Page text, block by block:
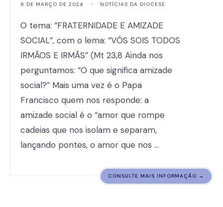
8 DE MARÇO DE 2024 • NOTÍCIAS DA DIOCESE
O tema: “FRATERNIDADE E AMIZADE
SOCIAL”, com o lema: “VÓS SOIS TODOS
IRMÃOS E IRMÃS” (Mt 23,8 Ainda nos
perguntamos: “O que significa amizade
social?” Mais uma vez é o Papa
Francisco quem nos responde: a
amizade social é o “amor que rompe
cadeias que nos isolam e separam,
lançando pontes, o amor que nos …
CONSULTE MAIS INFORMAÇÃO →